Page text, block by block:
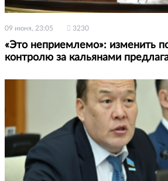
09 июня, 23:05 3230
«Это неприемлемо»: изменить
контролю за кальянами